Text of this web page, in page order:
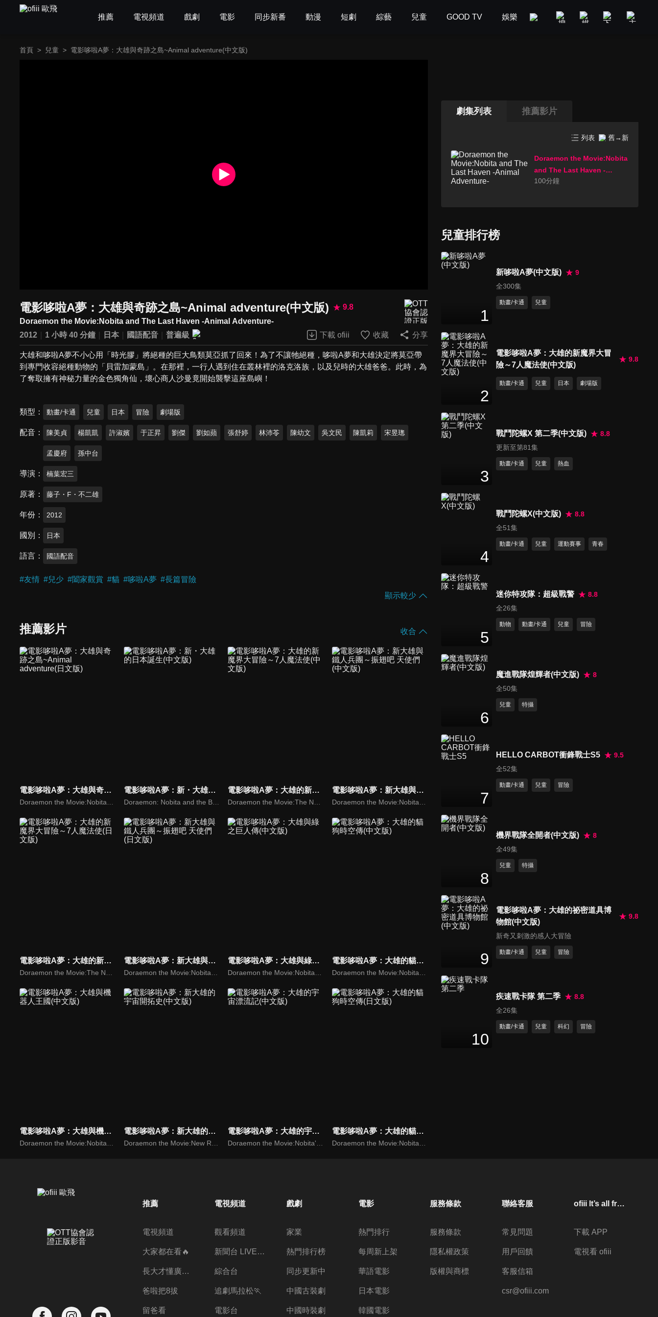
推薦 電視頻道 戲劇 電影 同步新番 動漫 短劇 綜藝 兒童 GOOD TV 娛樂 美食旅遊 新聞政論
首頁 > 兒童 > 電影哆啦A夢：大雄與奇跡之島~Animal adventure(中文版)
電影哆啦A夢：大雄與奇跡之島~Animal adventure(中文版)
9.8
Doraemon the Movie:Nobita and The Last Haven -Animal Adventure-
2012
1 小時 40 分鐘 日本 國語配音 普遍級 下載 ofiii 收藏 分享
大雄和哆啦A夢不小心用「時光膠」將絕種的巨大鳥類莫亞抓了回來！為了不讓牠絕種，哆啦A夢和大雄決定將莫亞帶
到專門收容絕種動物的「貝雷加蒙島」。在那裡，一行人遇到住在叢林裡的洛克洛族，以及兒時的大雄爸爸。此時，為
了奪取擁有神秘力量的金色獨角仙，壞心商人沙曼竟開始襲擊這座島嶼！
類型 動畫/卡通 兒童 日本 冒險 劇場版
配音 陳美貞 楊凱凱 許淑嬪 于正昇 劉傑 劉如蘋 張舒婷 林沛苓 陳幼文 吳文民 陳凱莉 宋昱璁
孟慶府 孫中台
導演 楠葉宏三
原著 藤子・F・不二雄
年份 2012
國別 日本
語言 國語配音
#友情 #兒少 #闔家觀賞 #貓 #哆啦A夢 #長篇冒險
顯示較少
推薦影片 收合
電影哆啦A夢：大雄與奇跡之島~Animal adventure(日文版) 電影哆啦A夢：新・大雄的日本誕生(中文版)
Doraemon: Nobita and the Birth of Japan
電影哆啦A夢：大雄的新魔界大冒險～7人魔法使(中文版) 電影哆啦A夢：新大雄與鐵人兵團～振翅吧 天使們(中文版)
電影哆啦A夢：大雄的新魔界大冒險～7人魔法使(日文版) 電影哆啦A夢：新大雄與鐵人兵團～振翅吧 天使們(日文版) 電影哆啦A夢：大雄與綠之巨人傳(中文版) 電影哆啦A夢：大雄的貓狗時空傳(中文版)
電影哆啦A夢：大雄與機器人王國(中文版)
Doraemon the Movie:Nobita and the Robot Kingdom
電影哆啦A夢：新大雄的宇宙開拓史(中文版)
Doraemon the Movie:New Record of Nobita’s Spaceblazer
電影哆啦A夢：大雄的宇宙漂流記(中文版)
Doraemon the Movie:Nobita's Drifts in the Universe
電影哆啦A夢：大雄的貓狗時空傳(日文版)
Doraemon the Movie:Nobita in the Wan-Nyan Space-time Odyssey
劇集列表 推薦影片
列表 舊→新
Doraemon the Movie:Nobita
and The Last Haven -
Animal Adventure-
100分鐘
兒童排行榜
1
新哆啦A夢(中文版)
9
全300集
動畫/卡通 兒童
2
電影哆啦A夢：大雄的新魔界大冒
險～7人魔法使(中文版)
9.8
動畫/卡通 兒童 日本 劇場版
3
戰鬥陀螺X 第二季(中文版)
8.8
更新至第81集
動畫/卡通 兒童 熱血
4
戰鬥陀螺X(中文版)
8.8
全51集
動畫/卡通 兒童 運動賽事 青春
5
迷你特攻隊：超級戰警
8.8
全26集
動物 動畫/卡通 兒童 冒險
6
魔進戰隊煌輝者(中文版)
8
全50集
兒童 特攝
7
HELLO CARBOT衝鋒戰士S5
9.5
全52集
動畫/卡通 兒童 冒險
8
機界戰隊全開者(中文版)
8
全49集
兒童 特攝
9
電影哆啦A夢：大雄的祕密道具博
物館(中文版)
9.8
新奇又刺激的感人大冒險
動畫/卡通 兒童 冒險
10
疾速戰卡隊 第二季
8.8
全26集
動畫/卡通 兒童 科幻 冒險
推薦
電視頻道
大家都在看🔥
長大才懂廣志的偉大
爸啦把8拔
留爸看
電視頻道
觀看頻道
新聞台 LIVE 直播
綜合台
追劇馬拉松🏃
電影台
戲劇
家業
熱門排行榜
同步更新中
中國古裝劇
中國時裝劇
電影
熱門排行
每周新上架
華語電影
日本電影
韓國電影
服務條款
服務條款
隱私權政策
版權與商標
聯絡客服
常見問題
用戶回饋
客服信箱
csr@ofiii.com
ofiii lt’s all free
下載 APP
電視看 ofiii